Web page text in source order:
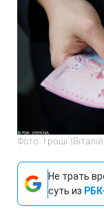
Фото: гроші
Не трать
суть из